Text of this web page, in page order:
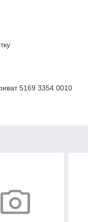
5169 3354 0010